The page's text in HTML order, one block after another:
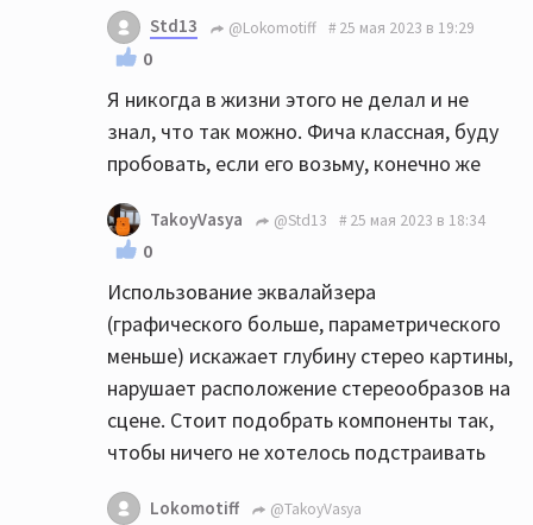
Std13 @Lokomotiff 25 мая 2023 в 19:29
0
Я никогда в жизни этого не делал и не
знал, что так можно. Фича классная, буду
пробовать, если его возьму, конечно же
TakoyVasya @Std13 25 мая 2023 в 18:34
0
Использование эквалайзера
(графического больше, параметрического
меньше) искажает глубину стерео картины,
нарушает расположение стереообразов на
сцене. Стоит подобрать компоненты так,
чтобы ничего не хотелось подстраивать
Lokomotiff
@TakoyVasya